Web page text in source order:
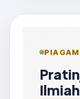
Ilmiah